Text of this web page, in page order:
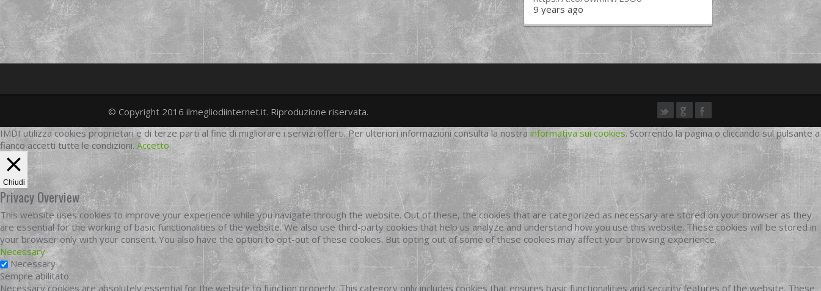
9 years ago
twittergoogleplus
facebook
© Copyright 2016 ilmegliodiinternet.it. Riproduzione riservata.
IMDI utilizza cookies proprietari e di terze parti al fine di migliorare i servizi offerti. Per ulteriori informazioni consulta la nostra informativa sui cookies. Scorrendo la pagina o cliccando sul pulsante a
fianco accetti tutte le condizioni. Accetto
Chiudi
Privacy Overview
This website uses cookies to improve your experience while you navigate through the website. Out of these, the cookies that are categorized as necessary are stored on your browser as they
are essential for the working of basic functionalities of the website. We also use third-party cookies that help us analyze and understand how you use this website. These cookies will be stored in
your browser only with your consent. You also have the option to opt-out of these cookies. But opting out of some of these cookies may affect your browsing experience.
Necessary
Necessary
Sempre abilitato
Necessary cookies are absolutely essential for the website to function properly. This category only includes cookies that ensures basic functionalities and security features of the website. These